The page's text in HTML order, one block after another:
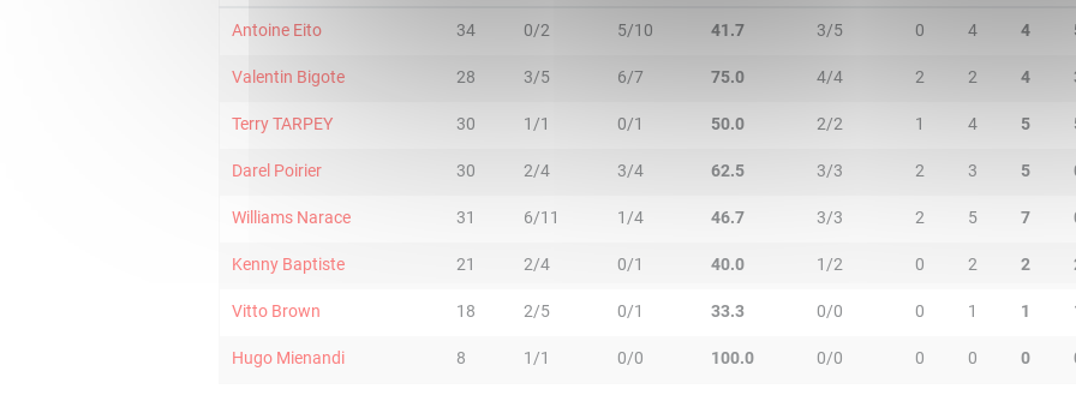
Antoine Eito 34 0/2 5/10 41.7 3/5 0 4 4
Valentin Bigote 28 3/5 6/7 75.0 4/4 2 2 4
Terry TARPEY 30 1/1 0/1 50.0 2/2 1 4 5
Darel Poirier 30 2/4 3/4 62.5 3/3 2 3 5
Williams Narace 31 6/11 1/4 46.7 3/3 2 5 7
Kenny Baptiste 21 2/4 0/1 40.0 1/2 0 2 2
Vitto Brown 18 2/5 0/1 33.3 0/0 0 1 1
Hugo Mienandi 8 1/1 0/0 100.0 0/0 0 0 0